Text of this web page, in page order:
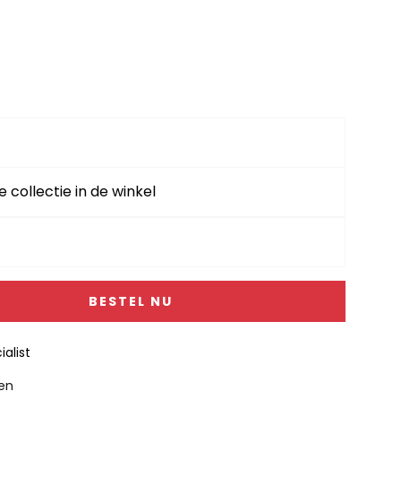
collectie in de winkel
BESTEL NU